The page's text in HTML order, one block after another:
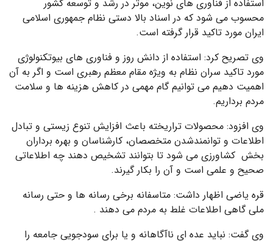
استفاده از فناوری های نوین، موثر در رشد و توسعه کشور
محسوب می شود که در اسناد بالا دستی نظام جمهوری اسلامی
ایران مورد تاکید قرار گرفته است.
وی تصریح کرد: استفاده از دانش روز و فناوری های بیوتکنولوژی
مورد تاکید سران نظام به ویژه مقام معظم رهبری است و اگر به آن
اهمیت دهیم می توانیم گام مهمی در کاهش هزینه ها و سلامت
مردم برداریم.
وی افزود: محصولات تراریخته باعث افزایش تنوع زیستی و تبادل
اطلاعات و توانمندشدن متخصصان، کارشناسان و بهره برداران
بخش کشاورزی می شود تا بتوانند تشخیص دهند چه اطلاعاتی
صحیح و علمی است و آن را بکار گیرند.
قره یاضی اظهار داشت: متاسفانه برخی رسانه ها و حتی رسانه
ملی گاهی اطلاعات غلط به مردم می دهند .
وی گفت: نباید عده ای ناآگاهانه و یا برای سودجویی جامعه را